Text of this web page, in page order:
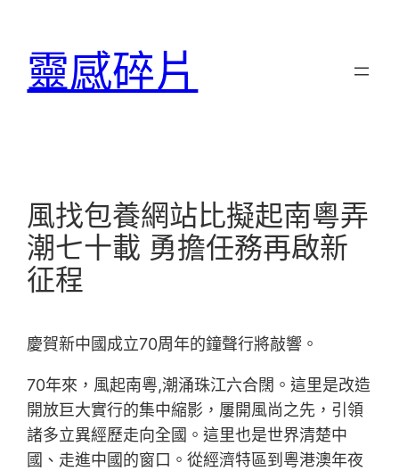
靈感碎片
風找包養網站比擬起南粵弄
潮七十載 勇擔任務再啟新
征程
慶賀新中國成立70周年的鐘聲行將敲響。
70年來，風起南粵,潮涌珠江六合闊。這里是改造
開放巨大實行的集中縮影，屢開風尚之先，引領
諸多立異經歷走向全國。這里也是世界清楚中
國、走進中國的窗口。從經濟特區到粵港澳年夜